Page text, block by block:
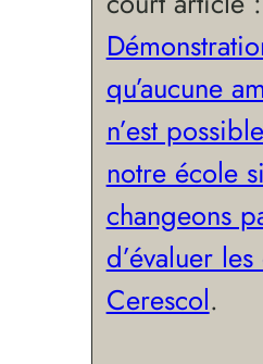
qu’aucune
n’est
notre école
changeons
d’évaluer
Cerescol.